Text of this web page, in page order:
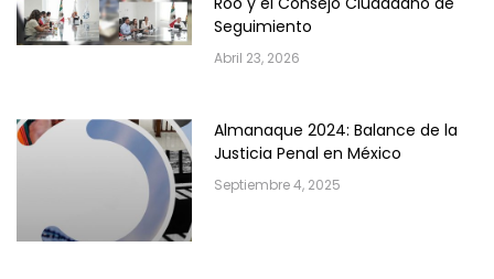
Seguimiento
Abril 23, 2026
Almanaque 2024: Balance de la
Justicia Penal en México
Septiembre 4, 2025